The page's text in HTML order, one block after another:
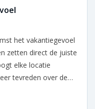
het vakantiegevoel
zetten direct de juiste
elke locatie
tevreden over de